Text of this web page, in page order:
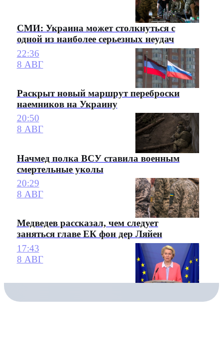
СМИ: Украина может столкнуться с
одной из наиболее серьезных неудач
22:36
8 АВГ
Раскрыт новый маршрут переброски
наемников на Украину
20:50
8 АВГ
Начмед полка ВСУ ставила военным
смертельные уколы
20:29
8 АВГ
Медведев рассказал, чем следует
заняться главе ЕК фон дер Ляйен
17:43
8 АВГ